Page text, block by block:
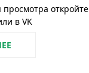
просмотра откройте
в VK